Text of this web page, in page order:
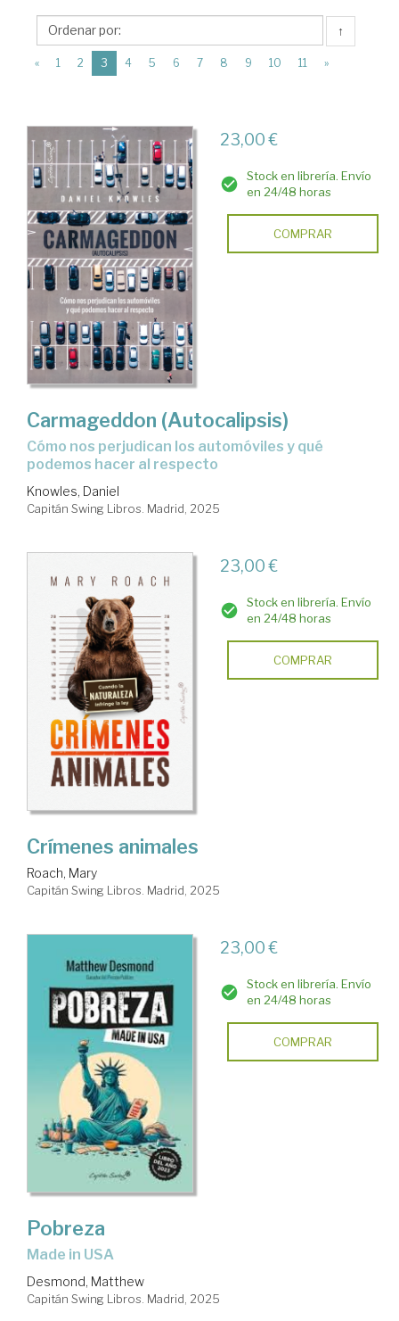
Capitán
Swing
Libros
↑
« 1 2 3 (current)
4 5 6 7 8 9 10 11 »
23,00 €
Stock en librería. Envío
en 24/48 horas
COMPRAR
Carmageddon (Autocalipsis)
Cómo nos perjudican los automóviles y qué
podemos hacer al respecto
Knowles, Daniel
Capitán Swing Libros. Madrid, 2025
23,00 €
Stock en librería. Envío
en 24/48 horas
COMPRAR
Crímenes animales
Roach, Mary
Capitán Swing Libros. Madrid, 2025
23,00 €
Stock en librería. Envío
en 24/48 horas
COMPRAR
Pobreza
made in USA
Desmond, Matthew
Capitán Swing Libros. Madrid, 2025